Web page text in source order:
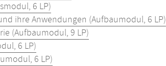
6 LP)
ihre Anwendungen (Aufbaumodul, 6 LP)
(Aufbaumodul, 9 LP)
6 LP)
6 LP)